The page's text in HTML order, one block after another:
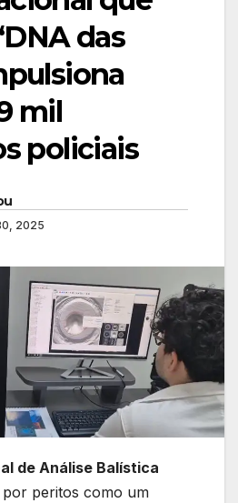
das
mil
policiais
2025
de Análise Balística
peritos como um